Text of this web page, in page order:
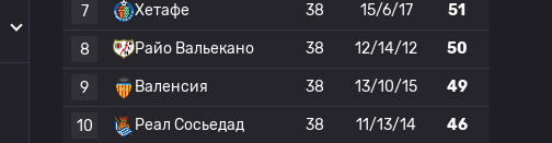
7 Хетафе 38 15/6/17 51
8 Райо Вальекано 38 12/14/12 50
9 Валенсия 38 13/10/15 49
10 Реал Сосьедад 38 11/13/14 46